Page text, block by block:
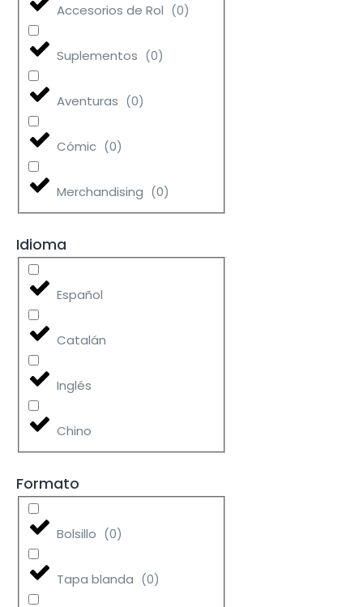
Accesorios de Rol (0)
Suplementos (0)
Aventuras (0)
Cómic (0)
Merchandising (0)
Idioma
Español
Catalán
Inglés
Chino
Formato
Bolsillo (0)
Tapa blanda (0)